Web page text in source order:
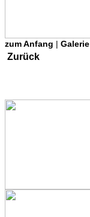
zum Anfang | Galerie
Zurück